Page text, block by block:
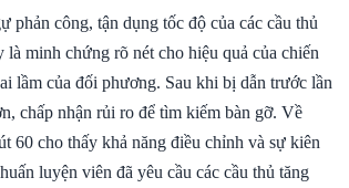
công, tận dụng tốc độ của các cầu thủ
minh chứng rõ nét cho hiệu quả của chiến
lầm của đối phương. Sau khi bị dẫn trước lần
chấp nhận rủi ro để tìm kiếm bàn gỡ. Về
60 cho thấy khả năng điều chỉnh và sự kiên
luyện viên đã yêu cầu các cầu thủ tăng